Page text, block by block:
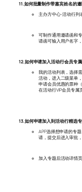
11.如何批量制作带嘉宾姓名的邀
主办方中心-活动行列
可制作通用邀请函和
请函可输入用户名字
12.如何申请加入活动行会员专
我的活动列表，选择
活动，进入二级菜单
申请会员优惠的票种
在活动行VIP会员专属
13.如何申请加入到活动行精选
APP选择想申请的专
请，提交后进入审批
加入专题后活动详情